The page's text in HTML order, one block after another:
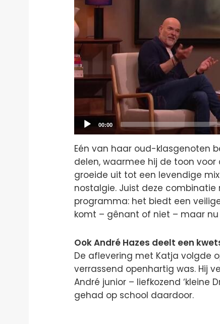
Current
00:00
Eén van haar oud-klasgenoten
delen, waarmee hij de toon
groeide uit tot een levendige
nostalgie. Juist deze
programma: het biedt een
komt – gênant of niet – maar
Ook André Hazes deelt een
De aflevering met Katja volgde
verrassend openhartig was. Hij
André junior – liefkozend ‘kleine
gehad op school daardoor.